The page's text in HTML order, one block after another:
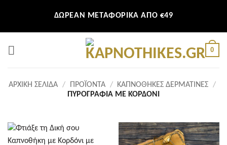
περιεχόμενο
ΔΩΡΕΑΝ ΜΕΤΑΦΟΡΙΚΑ ΑΠΟ €49
0
ΑΡΧΙΚΉ ΣΕΛΊΔΑ / ΠΡΟΪΌΝΤΑ / ΚΑΠΝΟΘΉΚΕΣ ΔΕΡΜΆΤΙΝΕΣ /
ΠΥΡΟΓΡΑΦΊΑ ΜΕ ΚΟΡΔΌΝΙ